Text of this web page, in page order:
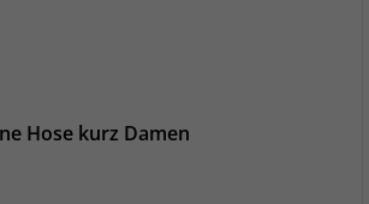
Hose kurz Damen